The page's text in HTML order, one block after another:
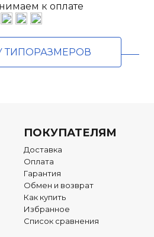
к оплате
ТИПОРАЗМЕРОВ
ПОКУПАТЕЛЯМ
Доставка
Оплата
Гарантия
Обмен и возврат
Как купить
Избранное
Список сравнения